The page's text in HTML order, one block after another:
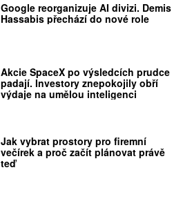
Google reorganizuje AI divizi. Demis
Hassabis přechází do nové role
Akcie SpaceX po výsledcích prudce
padají. Investory znepokojily obří
výdaje na umělou inteligenci
Jak vybrat prostory pro firemní
večírek a proč začít plánovat právě
teď